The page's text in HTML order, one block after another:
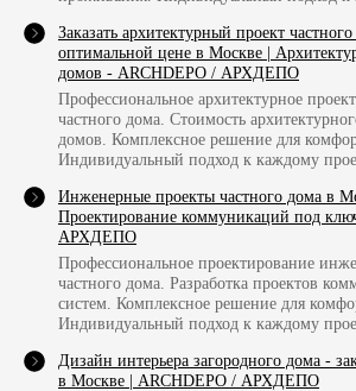
Заказать архитектурный проект
оптимальной цене в Москве |
домов - ARCHDEPO / АРХДЕПО
Профессиональное архитектурное
частного дома. Стоимость
домов. Комплексное решение для
Индивидуальный подход к каждому
Инженерные проекты частного дома в
Проектирование коммуникаций под
АРХДЕПО
Профессиональное проектирование
частного дома. Разработка проектов
систем. Комплексное решение для
Индивидуальный подход к каждому
Дизайн интерьера загородного дома -
в Москве | ARCHDEPO / АРХДЕПО